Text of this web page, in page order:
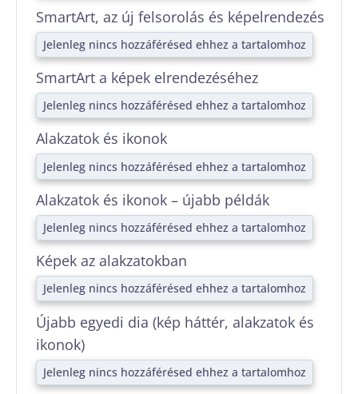
SmartArt, az új felsorolás és képelrendezés
Jelenleg nincs hozzáférésed ehhez a tartalomhoz
SmartArt a képek elrendezéséhez
Jelenleg nincs hozzáférésed ehhez a tartalomhoz
Alakzatok és ikonok
Jelenleg nincs hozzáférésed ehhez a tartalomhoz
Alakzatok és ikonok – újabb példák
Jelenleg nincs hozzáférésed ehhez a tartalomhoz
Képek az alakzatokban
Jelenleg nincs hozzáférésed ehhez a tartalomhoz
Újabb egyedi dia (kép háttér, alakzatok és
ikonok)
Jelenleg nincs hozzáférésed ehhez a tartalomhoz